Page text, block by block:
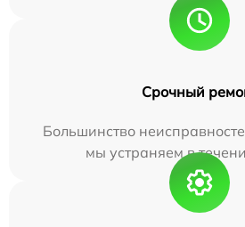
Срочный
Большинство
мы устраняем в